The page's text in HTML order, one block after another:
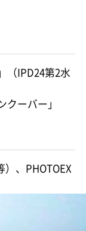
（IPD24第2水
クーバー」
、PHOTOEX